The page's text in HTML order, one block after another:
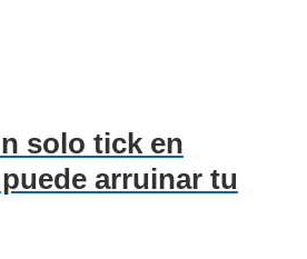
solo tick en
arruinar tu